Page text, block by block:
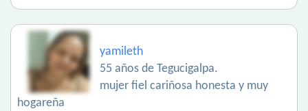
yamileth
55 años de Tegucigalpa.
mujer fiel cariñosa honesta y muy
hogareña